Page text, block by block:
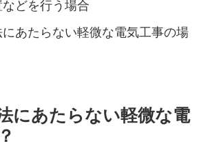
どを行う場合
あたらない軽微な電気工事の場
にあたらない軽微な電